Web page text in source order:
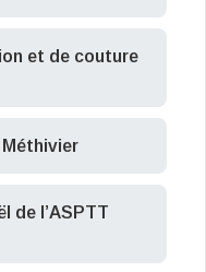
et de couture
Méthivier
de l’ASPTT